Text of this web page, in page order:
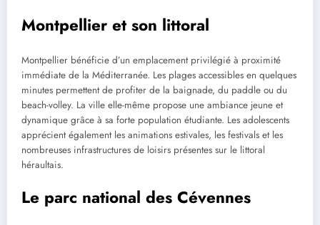
Montpellier et son littoral
Montpellier bénéficie d’un emplacement privilégié à proximité
immédiate de la Méditerranée. Les plages accessibles en quelques
minutes permettent de profiter de la baignade, du paddle ou du
beach-volley. La ville elle-même propose une ambiance jeune et
dynamique grâce à sa forte population étudiante. Les adolescents
apprécient également les animations estivales, les festivals et les
nombreuses infrastructures de loisirs présentes sur le littoral
héraultais.
Le parc national des Cévennes